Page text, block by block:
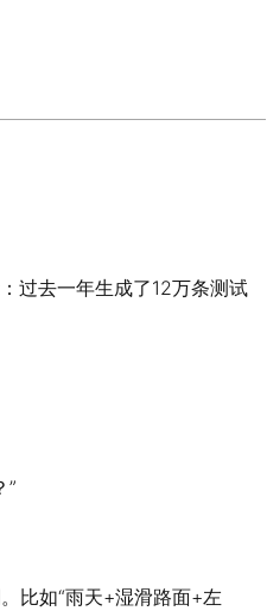
过去一年生成了12万条测试
”
比如“雨天+湿滑路面+左